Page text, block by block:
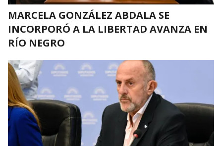
MARCELA GONZÁLEZ ABDALA SE
INCORPORÓ A LA LIBERTAD AVANZA EN
RÍO NEGRO